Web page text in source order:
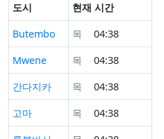
도시
현재 시간
Butembo
목
04:38
Mwene
목
04:38
간다지카
목
04:38
고마
목
04:38